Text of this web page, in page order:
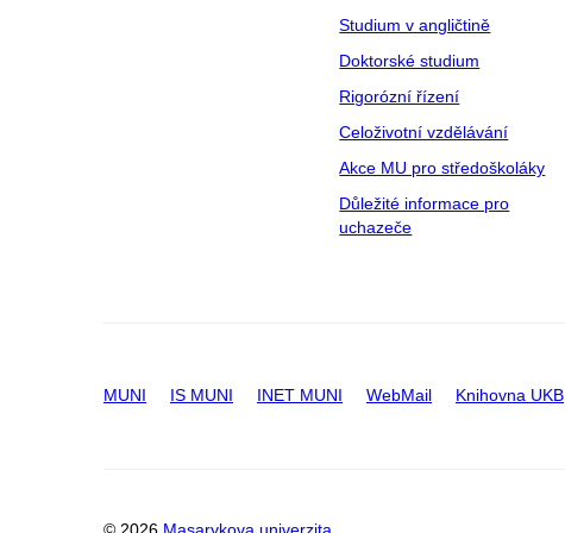
Studium v angličtině
Doktorské studium
Rigorózní řízení
Celoživotní vzdělávání
Akce MU pro středoškoláky
Důležité informace pro
uchazeče
MUNI IS MUNI INET MUNI WebMail Knihovna UKB